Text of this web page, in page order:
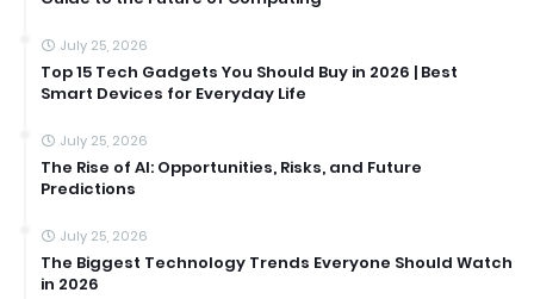
July 25, 2026
Top 15 Tech Gadgets You Should Buy in 2026 | Best
Smart Devices for Everyday Life
July 25, 2026
The Rise of AI: Opportunities, Risks, and Future
Predictions
July 25, 2026
The Biggest Technology Trends Everyone Should Watch
in 2026